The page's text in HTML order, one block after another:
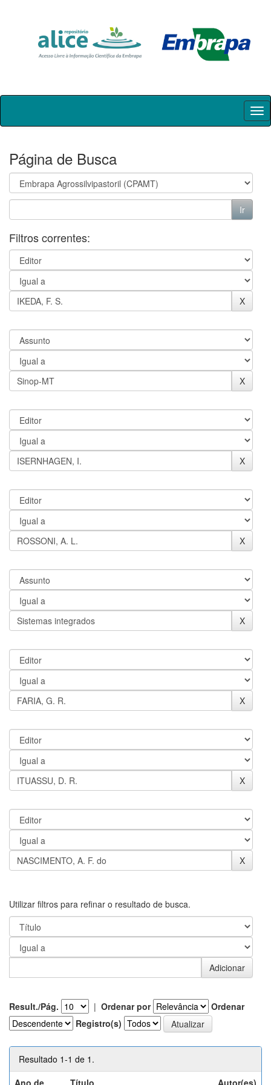
Skip
Página de Busca
Filtros correntes:
Utilizar filtros para refinar o resultado de busca.
Result./Pág. | Ordenar por
Ordenar
Registro(s)
Resultado 1-1 de 1.
Ano de
Título Autor(es)